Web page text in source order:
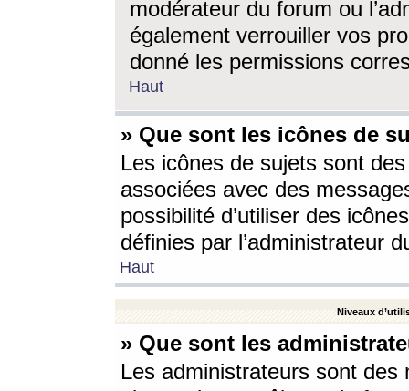
modérateur du forum ou
également verrouiller vos
donné les permissions
Haut
» Que sont les icônes de
Les icônes de sujets sont
associées avec des
possibilité d’utiliser des
définies par l’administrateur
Haut
Niveaux
» Que sont les
Les administrateurs sont